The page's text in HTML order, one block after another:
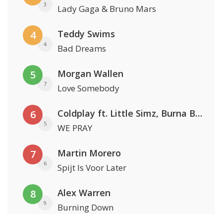
3 Lady Gaga & Bruno Mars
4
4
Teddy Swims
Bad Dreams
5
7
Morgan Wallen
Love Somebody
6
5
Coldplay ft. Little Simz, Burna Boy, Elyanna & Tini
WE PRAY
7
6
Martin Morero
Spijt Is Voor Later
8
9
Alex Warren
Burning Down